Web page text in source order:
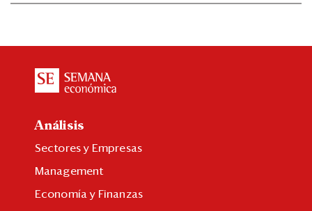
Análisis
Sectores y Empresas
Management
Economía y Finanzas